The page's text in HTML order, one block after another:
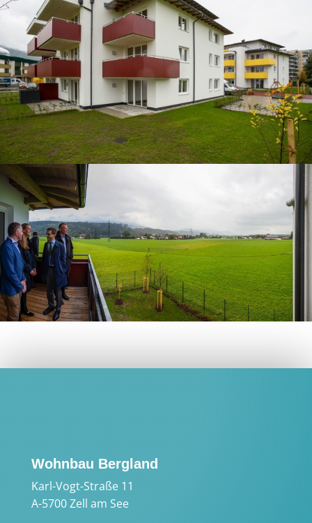
Wohnbau Bergland
Karl-Vogt-Straße 11
A-5700 Zell am See